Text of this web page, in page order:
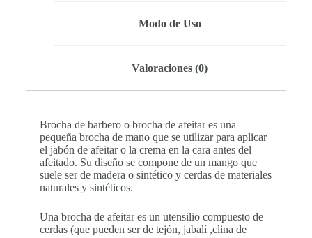
Modo de Uso
Valoraciones (0)
Brocha de barbero o brocha de afeitar es una
pequeña brocha de mano que se utilizar para aplicar
el jabón de afeitar o la crema en la cara antes del
afeitado. Su diseño se compone de un mango que
suele ser de madera o sintético y cerdas de materiales
naturales y sintéticos.
Una brocha de afeitar es un utensilio compuesto de
cerdas (que pueden ser de tejón, jabalí ,clina de